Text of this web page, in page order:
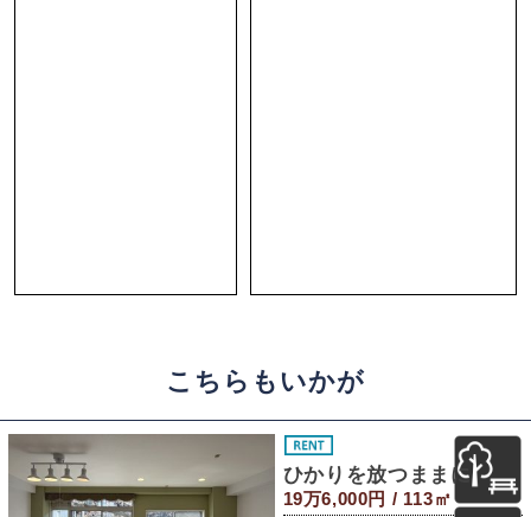
こちらもいかが
ひかりを放つままに
19万6,000円 / 113㎡